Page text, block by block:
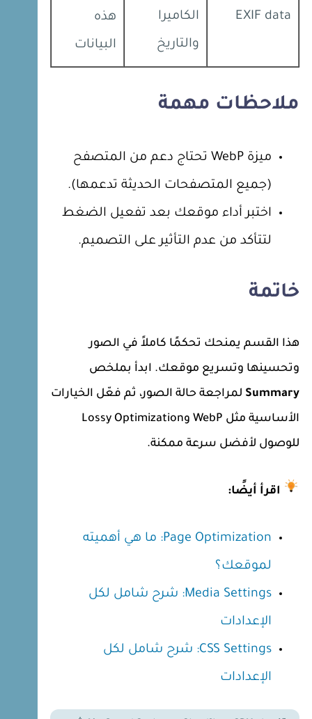
EXIF data
الكاميرا
والتاريخ
هذه
البيانات
ملاحظات مهمة
ميزة WebP تحتاج دعم من المتصفح
(جميع المتصفحات الحديثة تدعمها).
اختبر أداء موقعك بعد تفعيل الضغط
لتتأكد من عدم التأثير على التصميم.
خاتمة
هذا القسم يمنحك تحكمًا كاملاً في الصور
وتحسينها وتسريع موقعك. ابدأ بملخص
Summary لمراجعة حالة الصور، ثم فعّل الخيارات
الأساسية مثل WebP وLossy Optimization
للوصول لأفضل سرعة ممكنة.
اقرأ أيضًا:
Page Optimization: ما هي أهميته
لموقعك؟
Media Settings: شرح شامل لكل
الإعدادات
CSS Settings: شرح شامل لكل
الإعدادات